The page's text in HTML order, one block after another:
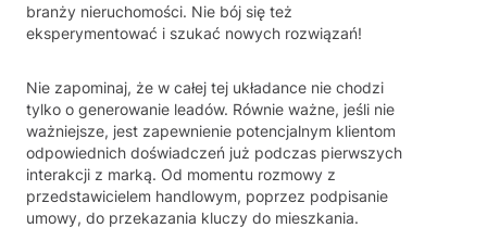
branży nieruchomości. Nie bój się też
eksperymentować i szukać nowych rozwiązań!
Nie zapominaj, że w całej tej układance nie chodzi
tylko o generowanie leadów. Równie ważne, jeśli nie
ważniejsze, jest zapewnienie potencjalnym klientom
odpowiednich doświadczeń już podczas pierwszych
interakcji z marką. Od momentu rozmowy z
przedstawicielem handlowym, poprzez podpisanie
umowy, do przekazania kluczy do mieszkania.